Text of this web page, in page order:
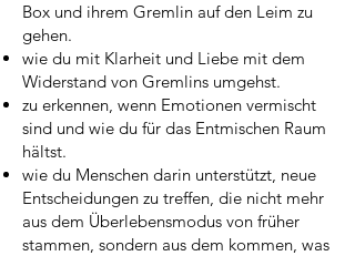
Box und ihrem Gremlin auf den Leim zu
gehen.
wie du mit Klarheit und Liebe mit dem
Widerstand von Gremlins umgehst.
zu erkennen, wenn Emotionen vermischt
sind und wie du für das Entmischen Raum
hältst.
wie du Menschen darin unterstützt, neue
Entscheidungen zu treffen, die nicht mehr
aus dem Überlebensmodus von früher
stammen, sondern aus dem kommen, was